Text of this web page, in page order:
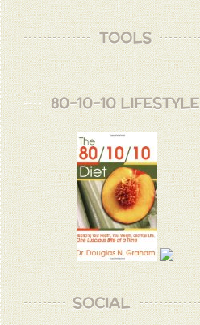
TOOLS
80-10-10 LIFESTYLE
SOCIAL